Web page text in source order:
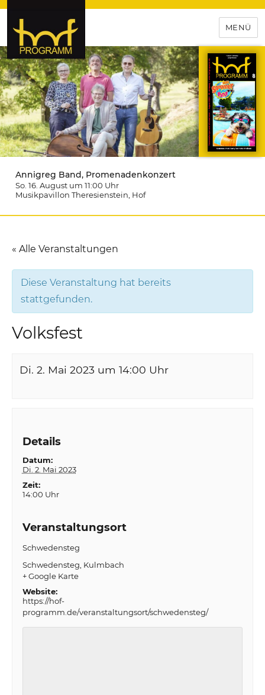
hof-programm – das
Veranstaltungsportal für
Hochfranken
MENÜ
Annigreg Band, Promenadenkonzert
So. 16. August um 11:00 Uhr
Musikpavillon Theresienstein , Hof
« Alle Veranstaltungen
Diese Veranstaltung hat bereits
stattgefunden.
Volksfest
Di. 2. Mai 2023 um 14:00 Uhr
Details
Datum:
Di. 2. Mai 2023
Zeit:
14:00 Uhr
Veranstaltungsort
Schwedensteg
Schwedensteg Kulmbach
+ Google Karte
Website:
https://hof-
programm.de/veranstaltungsort/schwedensteg/